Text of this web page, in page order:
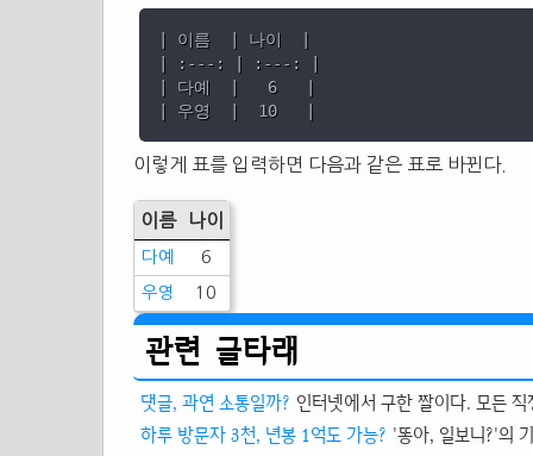
| 이름  | 나이  |
| :---: | :---: |
| 다예  |   6   |
이렇게 표를 입력하면 다음과 같은 표로 바뀐다.
이름 나이
다예 6
우영 10
관련 글타래
댓글, 과연 소통일까? 인터넷에서 구한 짤이다. 모든
하루 방문자 3천, 년봉 1억도 가능? '똥아, 일보니?'의